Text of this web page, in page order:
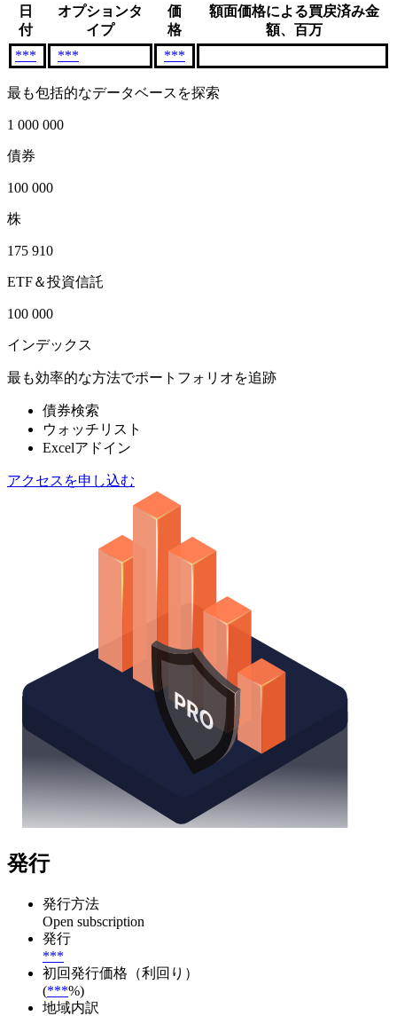
日
付
オプションタ
イプ
価
格
額面価格による買戻済み金
額、百万
***
*** ***
最も包括的なデータベースを探索
1 000 000
債券
100 000
株
175 910
ETF＆投資信託
100 000
インデックス
最も効率的な方法でポートフォリオを追跡
債券検索
ウォッチリスト
Excelアドイン
アクセスを申し込む
発行
発行方法
Open subscription
発行
***
初回発行価格（利回り）
(***%)
地域内訳